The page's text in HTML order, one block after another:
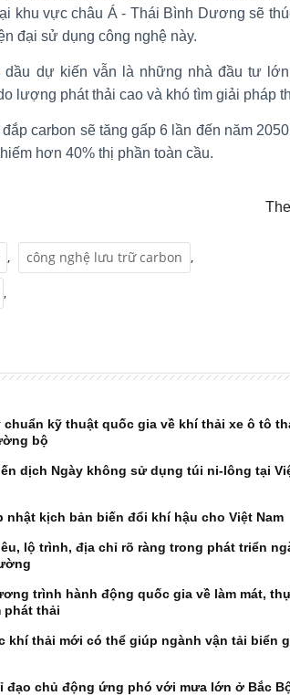
khu vực châu Á - Thái Bình Dương sẽ
đại sử dụng công nghệ này.
dầu dự kiến vẫn là những nhà đầu tư
lượng phát thải cao và khó tìm giải pháp
carbon sẽ tăng gấp 6 lần đến năm
hơn 40% thị phần toàn cầu.
, công nghệ lưu trữ carbon ,
,
chuẩn kỹ thuật quốc gia về khí thải xe ô tô
bộ
dịch Ngày không sử dụng túi ni-lông tại
nhật kịch bản biến đổi khí hậu cho Việt Nam
lộ trình, địa chỉ rõ ràng trong phát triển
trình hành động quốc gia về làm mát,
phát thải
khí thải mới có thể giúp ngành vận tải biển
đạo chủ động ứng phó với mưa lớn ở Bắc